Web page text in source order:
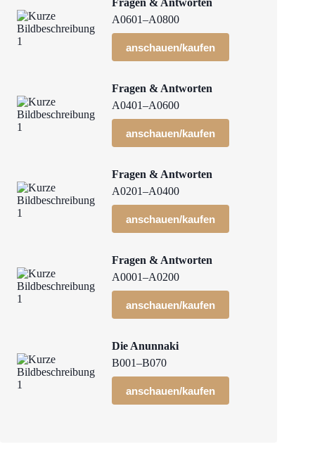
Fragen & Antworten
A0601–A0800
anschauen/kaufen
Fragen & Antworten
A0401–A0600
anschauen/kaufen
Fragen & Antworten
A0201–A0400
anschauen/kaufen
Fragen & Antworten
A0001–A0200
anschauen/kaufen
Die Anunnaki
B001–B070
anschauen/kaufen